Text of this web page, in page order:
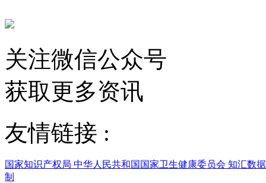
关注微信公众号
获取更多资讯
友情链接 :
国家知识产权局 中华人民共和国国家卫生健康委员会 知汇数
制